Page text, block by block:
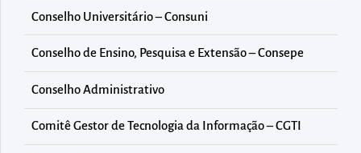
área
para
realizar
buscas
internas
Acessar
Conselho Universitário – Consuni
Conselho de Ensino, Pesquisa e Extensão – Consepe
Conselho Administrativo
Comitê Gestor de Tecnologia da Informação – CGTI